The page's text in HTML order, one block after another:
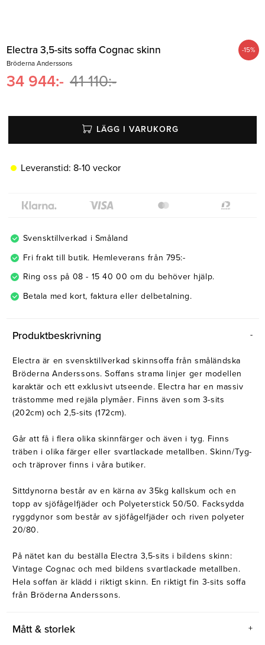
Electra 3,5-sits soffa Cognac skinn -15%
Bröderna Anderssons
34 944:- 41 110:-
LÄGG I VARUKORG
Leveranstid: 8-10 veckor
Svensktillverkad i Småland
Fri frakt till butik. Hemleverans från 795:-
Ring oss på 08 - 15 40 00 om du behöver hjälp.
Betala med kort, faktura eller delbetalning.
Produktbeskrivning
Electra är en svensktillverkad skinnsoffa från småländska
Bröderna Anderssons. Soffans strama linjer ger modellen
karaktär och ett exklusivt utseende. Electra har en massiv
trästomme med rejäla plymåer. Finns även som 3-sits
(202cm) och 2,5-sits (172cm).
Går att få i flera olika skinnfärger och även i tyg. Finns
träben i olika färger eller svartlackade metallben. Skinn/Tyg-
och träprover finns i våra butiker.
Sittdynorna består av en kärna av 35kg kallskum och en
topp av sjöfågelfjäder och Polyeterstick 50/50. Facksydda
ryggdynor som består av sjöfågelfjäder och riven polyeter
20/80.
På nätet kan du beställa Electra 3,5-sits i bildens skinn:
Vintage Cognac och med bildens svartlackade metallben.
Hela soffan är klädd i riktigt skinn. En riktigt fin 3-sits soffa
från Bröderna Anderssons.
Mått & storlek